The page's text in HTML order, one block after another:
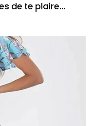
de te plaire...